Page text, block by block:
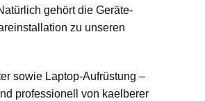
gehört die Geräte-
zu unseren
sowie Laptop-Aufrüstung –
professionell von kaelberer